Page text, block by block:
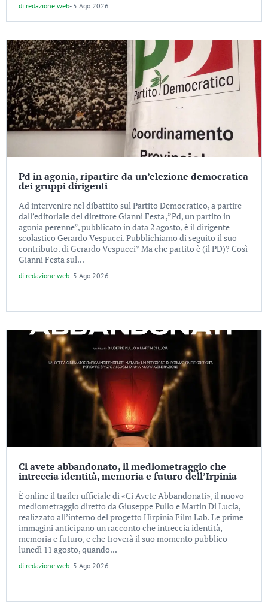
di redazione web- 5 Ago 2026
Pd in agonia, ripartire da un’elezione democratica
dei gruppi dirigenti
Ad intervenire nel dibattito sul Partito Democratico, a partire
dall’editoriale del direttore Gianni Festa ,”Pd, un partito in
agonia perenne”, pubblicato in data 2 agosto, è il dirigente
scolastico Gerardo Vespucci. Pubblichiamo di seguito il suo
contributo. di Gerardo Vespucci* Ma che partito è (il PD)? Così
Gianni Festa sul...
di redazione web- 5 Ago 2026
Ci avete abbandonato, il mediometraggio che
intreccia identità, memoria e futuro dell’Irpinia
È online il trailer ufficiale di «Ci Avete Abbandonati», il nuovo
mediometraggio diretto da Giuseppe Pullo e Martin Di Lucia,
realizzato all’interno del progetto Hirpinia Film Lab. Le prime
immagini anticipano un racconto che intreccia identità,
memoria e futuro, e che troverà il suo momento pubblico
lunedì 11 agosto, quando...
di redazione web- 5 Ago 2026